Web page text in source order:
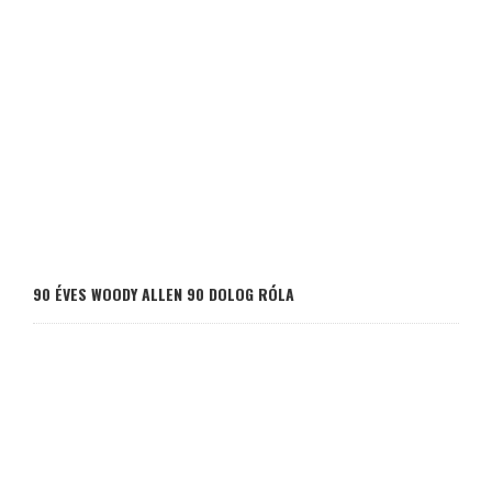
90 ÉVES WOODY ALLEN 90 DOLOG RÓLA